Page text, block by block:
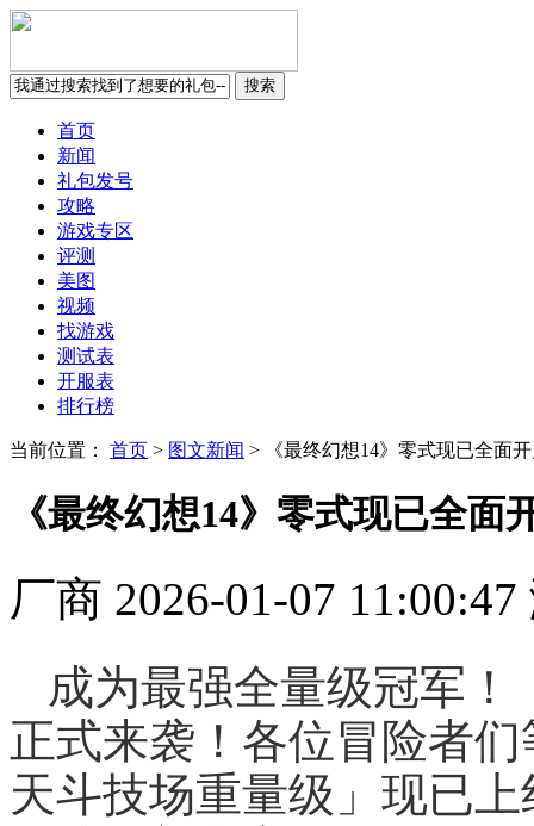
首页
新闻
礼包发号
攻略
游戏专区
评测
美图
视频
找游戏
测试表
开服表
排行榜
当前位置： 首页 > 图文新闻 > 《最终幻想14》零式现已全面
《最终幻想14》零式现已全面
厂商 2026-01-07 11:00:47
成为最强全量级冠军！
正式来袭！各位冒险者
天斗技场重量级」现已